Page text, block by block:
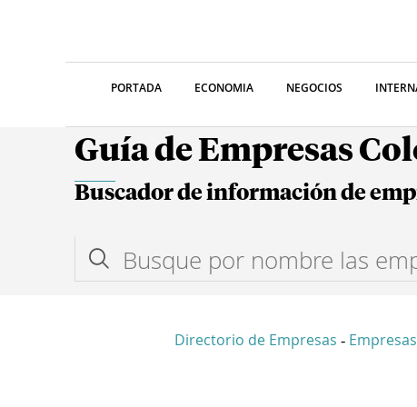
PORTADA ECONOMIA NEGOCIOS
Guía de Empresas
Buscador de información de
Directorio de Empresas -